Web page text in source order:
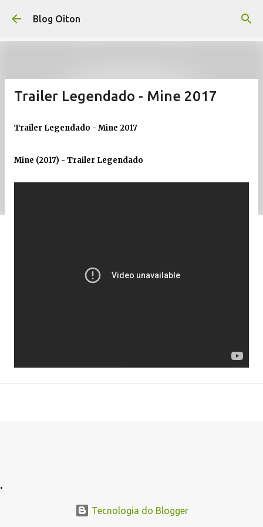
Pular para o conteúdo principal
Blog Oiton
Trailer Legendado - Mine 2017
Trailer Legendado - Mine 2017
Mine (2017) - Trailer Legendado
.
Tecnologia do Blogger